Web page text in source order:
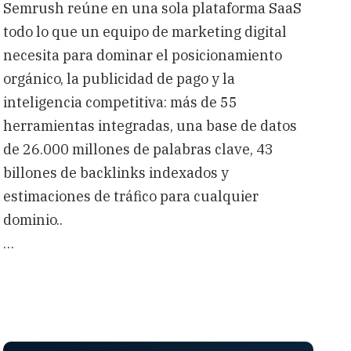
Semrush reúne en una sola plataforma SaaS
todo lo que un equipo de marketing digital
necesita para dominar el posicionamiento
orgánico, la publicidad de pago y la
inteligencia competitiva: más de 55
herramientas integradas, una base de datos
de 26.000 millones de palabras clave, 43
billones de backlinks indexados y
estimaciones de tráfico para cualquier
dominio..
…